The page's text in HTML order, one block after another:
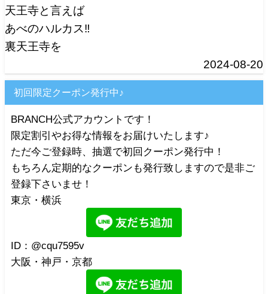
天王寺と言えば
あべのハルカス‼️
裏天王寺を
2024-08-20
初回限定クーポン発行中♪
BRANCH公式アカウントです！
限定割引やお得な情報をお届けいたします♪
ただ今ご登録時、抽選で初回クーポン発行中！
もちろん定期的なクーポンも発行致しますので是非ご
登録下さいませ！
東京・横浜
ID：@cqu7595v
大阪・神戸・京都